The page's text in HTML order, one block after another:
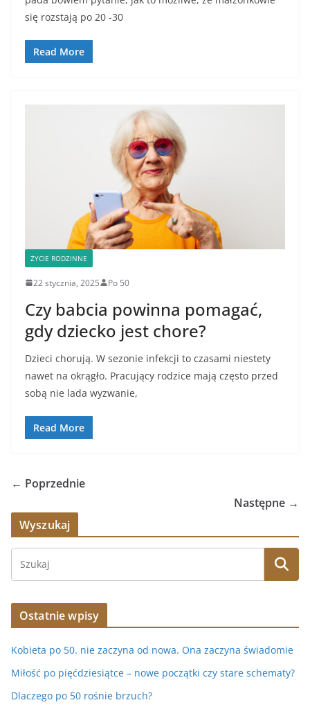
się rozstają po 20 -30
Read More
ŻYCIE RODZINNE
22 stycznia, 2025 Po 50
Czy babcia powinna pomagać,
gdy dziecko jest chore?
Dzieci chorują. W sezonie infekcji to czasami niestety
nawet na okrągło. Pracujący rodzice mają często przed
sobą nie lada wyzwanie,
Read More
← Poprzednie
Następne →
Wyszukaj
Ostatnie wpisy
Kobieta po 50. nie zaczyna od nowa. Ona zaczyna świadomie
Miłość po pięćdziesiątce – nowe początki czy stare schematy?
Dlaczego po 50 rośnie brzuch?